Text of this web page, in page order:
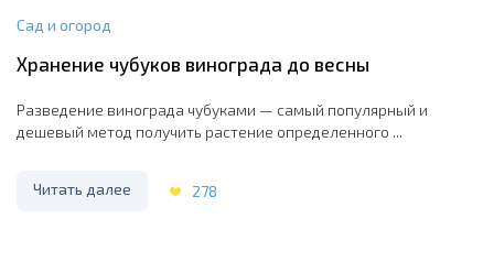
Сад и огород
Хранение чубуков винограда до весны
Разведение винограда чубуками — самый популярный и
дешевый метод получить растение определенного ...
Читать далее 278